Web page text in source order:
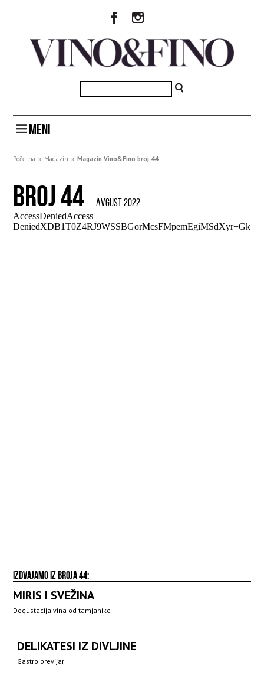
MENI
Početna » Magazin » Magazin Vino&Fino broj 44
BROJ 44 AVGUST 2022.
IZDVAJAMO IZ BROJA 44:
MIRIS I SVEŽINA
Degustacija vina od tamjanike
DELIKATESI IZ DIVLJINE
Gastro brevijar